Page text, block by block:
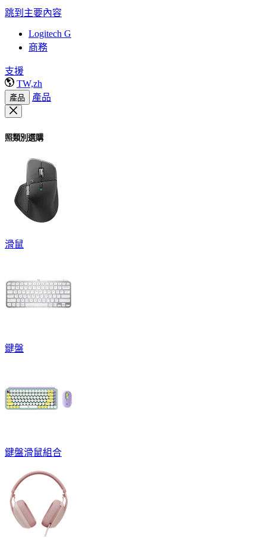
跳到主要內容
Logitech G
商務
支援
TW,zh
產品 產品
照類別選購
滑鼠
鍵盤
鍵盤滑鼠組合